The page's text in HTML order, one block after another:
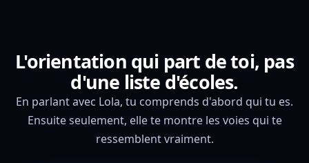
L'orientation qui part de toi, pas
d'une liste d'écoles.
En parlant avec Lola, tu comprends d'abord qui tu es.
Ensuite seulement, elle te montre les voies qui te
ressemblent vraiment.